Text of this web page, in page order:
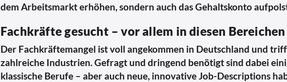
dem Arbeitsmarkt erhöhen, sondern auch das Gehaltskonto
Fachkräfte gesucht – vor allem in diesen Bereichen
Der Fachkräftemangel ist voll angekommen in Deutschland und
zahlreiche Industrien. Gefragt und dringend benötigt sind dabei
klassische Berufe – aber auch neue, innovative Job-Descriptions